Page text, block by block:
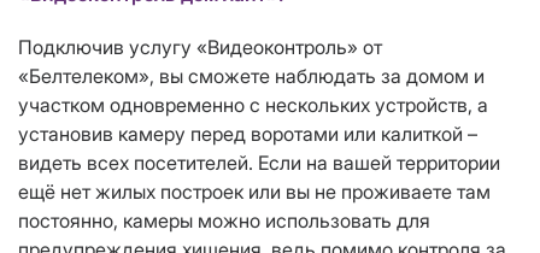
Подключив услугу «Видеоконтроль» от
«Белтелеком», вы сможете наблюдать за домом и
участком одновременно с нескольких устройств, а
установив камеру перед воротами или калиткой –
видеть всех посетителей. Если на вашей территории
ещё нет жилых построек или вы не проживаете там
постоянно, камеры можно использовать для